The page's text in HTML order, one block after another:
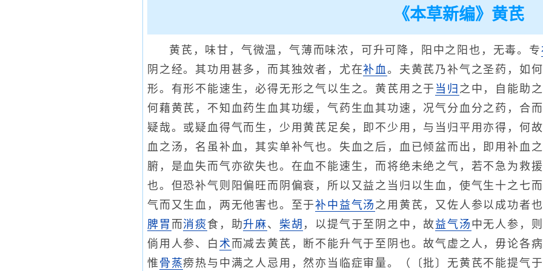
《本草新编》黄芪
黄芪，味甘，气微温，气薄而味浓，可升可降，阳中之阳也，无毒。专
阴之经。其功用甚多，而其独效者，尤在补血。夫黄芪乃补气之圣药，如
形。有形不能速生，必得无形之气以生之。黄芪用之于 当归 之中，自能助
何藉黄芪，不知血药生血其功缓，气药生血其功速，况气分血分之药，合
疑哉。或疑血得气而生，少用黄芪足矣，即不少用，与当归平用亦得，何故
血之汤，名虽补血，其实单补气也。失血之后，血已倾盆而出，即用补血
腑，是血失而气亦欲失也。在血不能速生，而将绝未绝之气，若不急为救
也。但恐补气则阳偏旺而阴偏衰，所以又益之当归以生血，使气生十之七
气而又生血，两无他害也。至于补中益气汤 之用黄芪，又佐人参以成功者
脾胃 而消痰 食，助升麻、 柴胡 ，以提气于至阴之中，故益气汤 中无人参，
倘用人参、白 术 而减去黄芪，断不能升气于至阴也。故气虚之人，毋论各
惟 骨蒸痨热与中满之人忌用，然亦当临症审量。（〔批〕无黄芪不能提气